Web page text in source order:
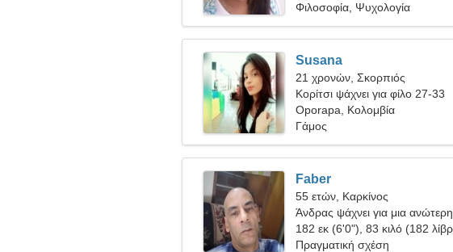
Φιλοσοφία, Ψυχολογία
Susana
21 χρονών, Σκορπιός
Κορίτσι ψάχνει για φίλο 27-33
Oporapa, Κολομβία
Γάμος
Faber
55 ετών, Καρκίνος
Άνδρας ψάχνει για μια
182 εκ (6'0"), 83 κιλό (182
Πραγματική σχέση